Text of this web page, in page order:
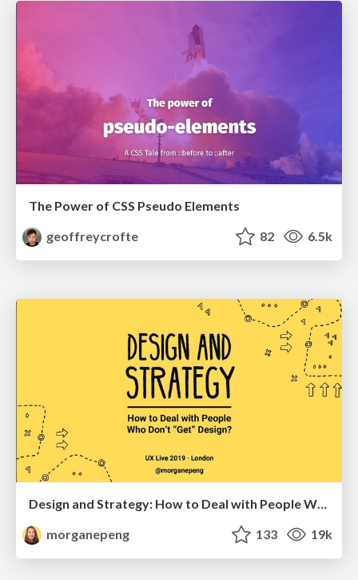
The Power of CSS Pseudo Elements
geoffreycrofte
82 6.5k
Design and Strategy: How to Deal with People Who Don’t "Get" Design
morganepeng
133 19k